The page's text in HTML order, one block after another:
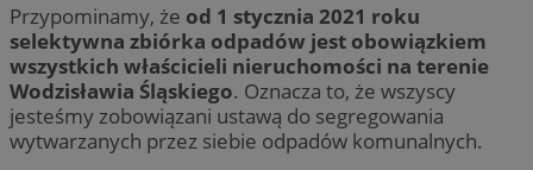
Przypominamy, że od 1 stycznia 2021 roku
selektywna zbiórka odpadów jest obowiązkiem
wszystkich właścicieli nieruchomości na terenie
Wodzisławia Śląskiego. Oznacza to, że wszyscy
jesteśmy zobowiązani ustawą do segregowania
wytwarzanych przez siebie odpadów komunalnych.